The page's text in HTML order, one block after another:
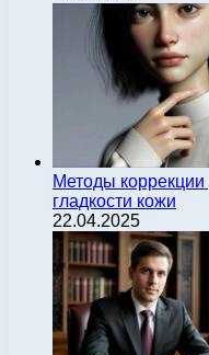
Методы
гладкости кожи
22.04.2025